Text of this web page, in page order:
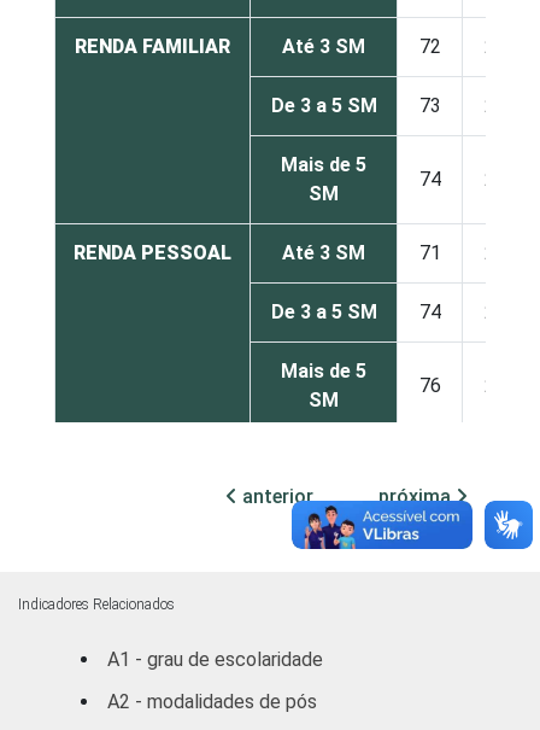
RENDA FAMILIAR Até 3 SM 72 28
De 3 a 5 SM 73 27
Mais de 5
SM
74 26
RENDA PESSOAL Até 3 SM 71 29
De 3 a 5 SM 74 26
Mais de 5
SM
76 24
Centro
Oeste
77
Sul
anterior próxima
Indicadores Relacionados
A1 - grau de escolaridade
A2 - modalidades de pós